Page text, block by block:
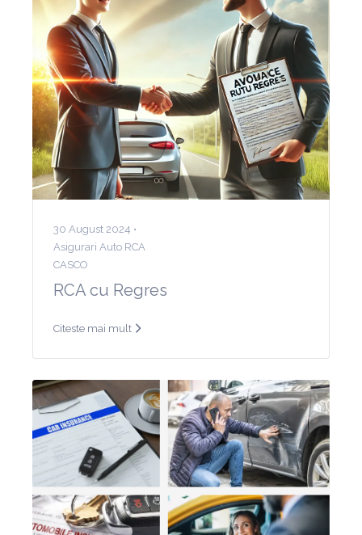
30 August 2024 •
Asigurari Auto RCA
CASCO
RCA cu Regres
Citeste mai mult